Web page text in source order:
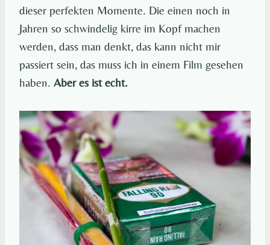
dieser perfekten Momente. Die einen noch in
Jahren so schwindelig kirre im Kopf machen
werden, dass man denkt, das kann nicht mir
passiert sein, das muss ich in einem Film gesehen
haben. Aber es ist echt.